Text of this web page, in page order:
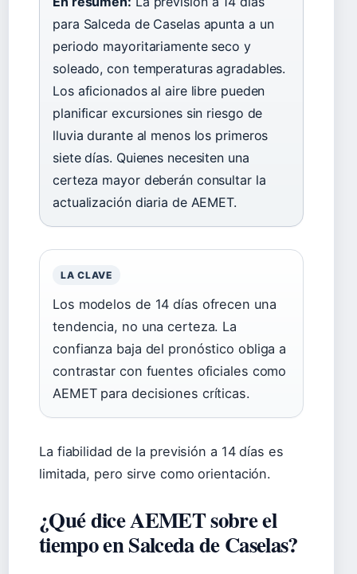
para Salceda de Caselas apunta a un
periodo mayoritariamente seco y
soleado, con temperaturas agradables.
Los aficionados al aire libre pueden
planificar excursiones sin riesgo de
lluvia durante al menos los primeros
siete días. Quienes necesiten una
certeza mayor deberán consultar la
actualización diaria de AEMET.
LA CLAVE
Los modelos de 14 días ofrecen una
tendencia, no una certeza. La
confianza baja del pronóstico obliga a
contrastar con fuentes oficiales como
AEMET para decisiones críticas.
La fiabilidad de la previsión a 14 días es
limitada, pero sirve como orientación.
¿Qué dice AEMET sobre el
tiempo en Salceda de Caselas?